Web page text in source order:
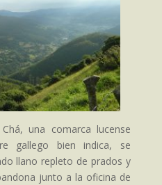
una comarca lucense
gallego bien indica, se
llano repleto de prados y
junto a la oficina de